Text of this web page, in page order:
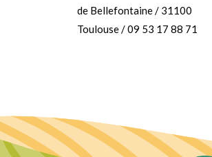
de Bellefontaine / 31100
Toulouse / 09 53 17 88 71